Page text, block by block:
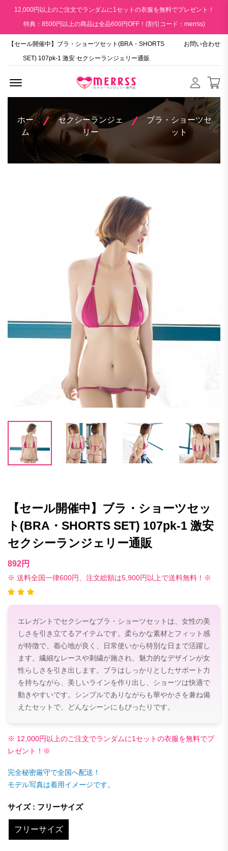
12,000円以上のご注文でランダムに1セットの衣服を無料でプレゼント！
特典：8500円以上の商品は全品600円OFF！(割引コード：merrss)
【セール開催中】ブラ・ショーツセット(BRA・SHORTS
SET) 107pk-1 激安 セクシーランジェリー通販
お問い合わせ
ホー
ム
セクシーランジェ
リー
ブラ・ショーツセ
ット
【セール開催中】ブラ・ショーツセッ
ト(BRA・SHORTS SET) 107pk-1 激安
セクシーランジェリー通販
892円
※ 送料全国一律600円、注文総額は5,900円以上で送料無料！※
エレガントでセクシーなブラ・ショーツセットは、女性の美
しさを引き立てるアイテムです。柔らかな素材とフィット感
が特徴で、着心地が良く、日常使いから特別な日まで活躍し
ます。繊細なレースや刺繍が施され、魅力的なデザインが女
性らしさを引き出します。ブラはしっかりとしたサポート力
を持ちながら、美しいラインを作り出し、ショーツは快適で
動きやすいです。シンプルでありながらも華やかさを兼ね備
えたセットで、どんなシーンにもぴったりです。
※ 12,000円以上のご注文でランダムに1セットの衣服を無料でプ
レゼント！※
完全秘密厳守で全国へ配送！
モデル写真は着用イメージです。
サイズ : フリーサイズ
フリーサイズ